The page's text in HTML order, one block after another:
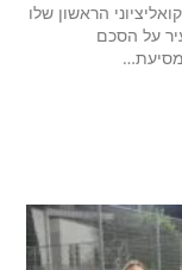
הראשון שלו
על הסכם
מסיעת…